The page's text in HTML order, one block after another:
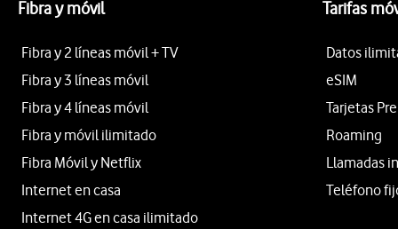
Fibra y móvil
Fibra y 2 líneas móvil + TV
Fibra y 3 líneas móvil
Fibra y 4 líneas móvil
Fibra y móvil ilimitado
Fibra Móvil y Netflix
Internet en casa
Internet 4G en casa ilimitado
Tarifas
Datos
eSIM
Tarjetas
Roaming
Llamadas
Teléfono